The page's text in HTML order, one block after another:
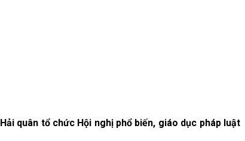
quân tổ chức Hội nghị phổ biến, giáo dục pháp luật